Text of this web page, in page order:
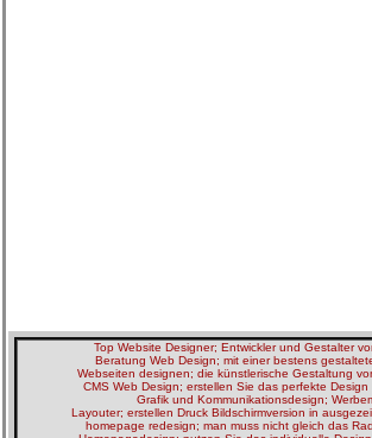
Top Website Designer; Entwickler und Gestalter
Beratung Web Design; mit einer bestens
Webseiten designen; die künstlerische Gestaltung
CMS Web Design; erstellen Sie das perfekte
Grafik und Kommunikationsdesign;
Layouter; erstellen Druck Bildschirmversion in
homepage redesign; man muss nicht gleich das